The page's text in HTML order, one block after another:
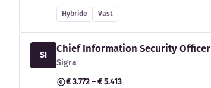
Hybride Vast
SI
Chief Information Security Officer
Sigra
€ 3.772 – € 5.413